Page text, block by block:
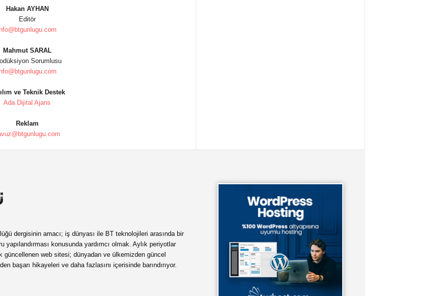
Hakan AYHAN
Editör
Mahmut SARAL
Sorumlusu
ve Teknik Destek
Ada Dijital Ajans
Reklam
dergisinin amacı; iş dünyası ile BT teknolojileri arasında bir
yapılandırması konusunda yardımcı olmak. Aylık periyotlar
güncellenen web sitesi; dünyadan ve ülkemizden güncel
başarı hikayeleri ve daha fazlasını içerisinde barındırıyor.